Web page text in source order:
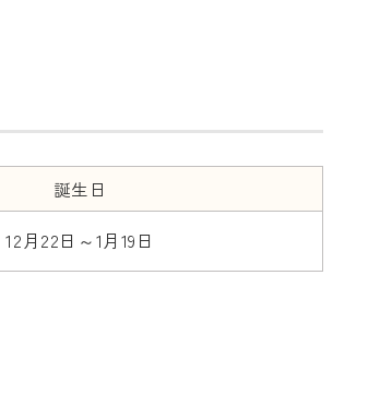
誕生日
12月22日～1月19日